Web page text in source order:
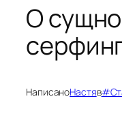
О
НаписаноНастяв